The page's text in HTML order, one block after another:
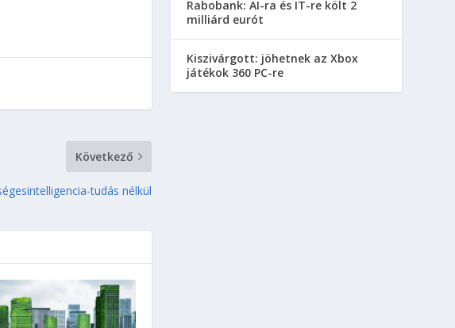
Következő
tudás nélkül
Rabobank: AI-ra és IT-re költ 2
milliárd eurót
Kiszivárgott: jöhetnek az Xbox
játékok 360 PC-re